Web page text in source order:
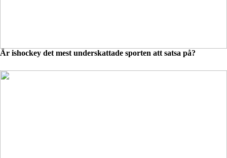
Är ishockey det mest underskattade sporten att satsa på?